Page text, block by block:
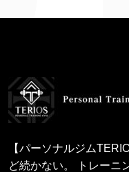
【パーソナルジム
ど続かない。 トレーニ